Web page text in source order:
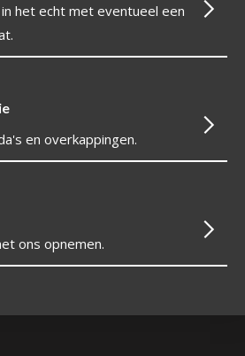
het echt met eventueel een
en overkappingen.
ons opnemen.